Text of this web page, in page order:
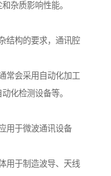
杂质影响性能。
结构的要求，通讯腔
常会采用自动化加工
化检测设备等。
用于微波通讯设备
用于制造波导、天线